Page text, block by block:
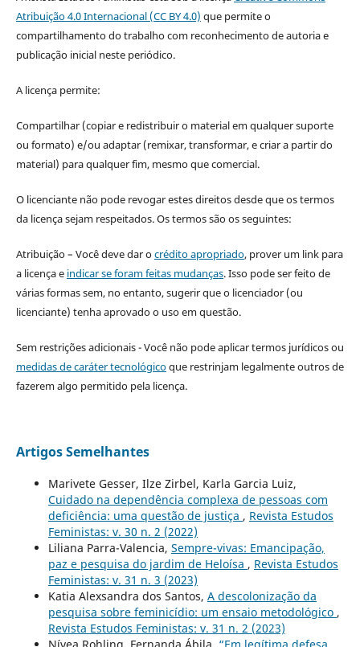
Atribuição 4.0 Internacional (CC BY 4.0) que permite o
compartilhamento do trabalho com reconhecimento de autoria e
publicação inicial neste periódico.
A licença permite:
Compartilhar (copiar e redistribuir o material em qualquer suporte
ou formato) e/ou adaptar (remixar, transformar, e criar a partir do
material) para qualquer fim, mesmo que comercial.
O licenciante não pode revogar estes direitos desde que os termos
da licença sejam respeitados. Os termos são os seguintes:
Atribuição – Você deve dar ocrédito apropriado, prover um link para
a licença e indicar se foram feitas mudanças. Isso pode ser feito de
várias formas sem, no entanto, sugerir que o licenciador (ou
licenciante) tenha aprovado o uso em questão.
Sem restrições adicionais - Você não pode aplicar termos jurídicos ou
medidas de caráter tecnológicoque restrinjam legalmente outros de
fazerem algo permitido pela licença.
Artigos Semelhantes
Marivete Gesser, Ilze Zirbel, Karla Garcia Luiz,
Cuidado na dependência complexa de pessoas com
deficiência: uma questão de justiça , Revista Estudos
Feministas: v. 30 n. 2 (2022)
Liliana Parra-Valencia, Sempre-vivas: Emancipação,
paz e pesquisa do jardim de Heloísa , Revista Estudos
Feministas: v. 31 n. 3 (2023)
Katia Alexsandra dos Santos, A descolonização da
pesquisa sobre feminicídio: um ensaio metodológico ,
Revista Estudos Feministas: v. 31 n. 2 (2023)